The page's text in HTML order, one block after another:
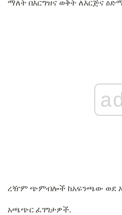
ማለት በእርግዝና ወቅት ለእርጅና
ad
ረዥም ጭምብሎች ከአፍንጫው ወደ
አጫጭር ፈገግታዎች.